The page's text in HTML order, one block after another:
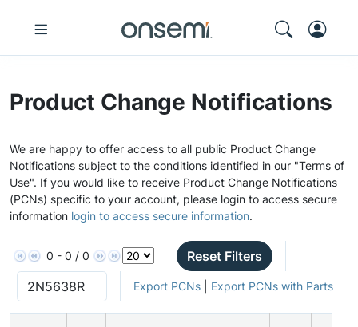
Product Change Notifications
We are happy to offer access to all public Product Change
Notifications subject to the conditions identified in our "Terms of
Use". If you would like to receive Product Change Notifications
(PCNs) specific to your account, please login to access secure
information login to access secure information.
0 - 0 / 0 Reset Filters
Export PCNs| Export PCNs with Parts